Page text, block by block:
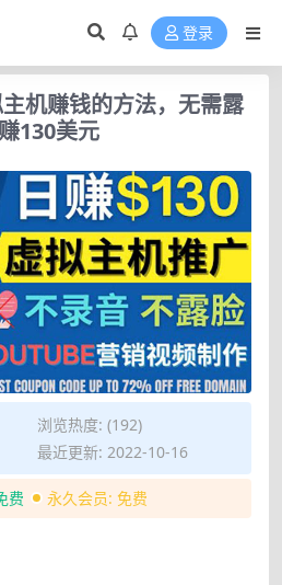
登录
机赚钱的方法，无需露
130美元
浏览热度: (192)
最近更新: 2022-10-16
费 永久会员: 免费